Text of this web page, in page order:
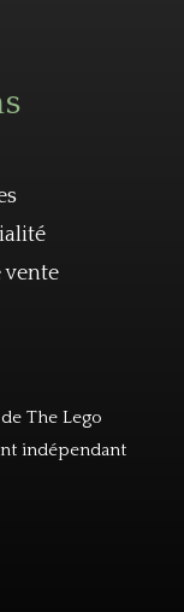
vente
The Lego
indépendant